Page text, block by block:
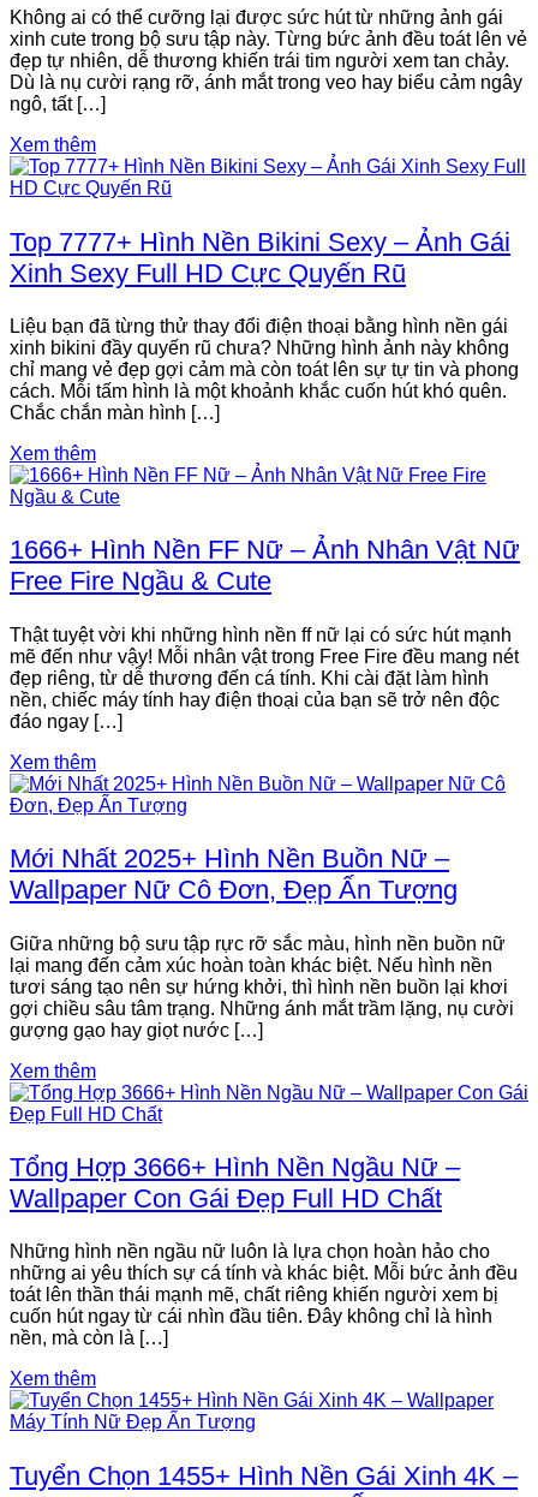
Không ai có thể cưỡng lại được sức hút từ những ảnh gái
xinh cute trong bộ sưu tập này. Từng bức ảnh đều toát lên vẻ
đẹp tự nhiên, dễ thương khiến trái tim người xem tan chảy.
Dù là nụ cười rạng rỡ, ánh mắt trong veo hay biểu cảm ngây
ngô, tất […]
Xem thêm
Top 7777+ Hình Nền Bikini Sexy – Ảnh Gái
Xinh Sexy Full HD Cực Quyến Rũ
Liệu bạn đã từng thử thay đổi điện thoại bằng hình nền gái
xinh bikini đầy quyến rũ chưa? Những hình ảnh này không
chỉ mang vẻ đẹp gợi cảm mà còn toát lên sự tự tin và phong
cách. Mỗi tấm hình là một khoảnh khắc cuốn hút khó quên.
Chắc chắn màn hình […]
Xem thêm
1666+ Hình Nền FF Nữ – Ảnh Nhân Vật Nữ
Free Fire Ngầu & Cute
Thật tuyệt vời khi những hình nền ff nữ lại có sức hút mạnh
mẽ đến như vậy! Mỗi nhân vật trong Free Fire đều mang nét
đẹp riêng, từ dễ thương đến cá tính. Khi cài đặt làm hình
nền, chiếc máy tính hay điện thoại của bạn sẽ trở nên độc
đáo ngay […]
Xem thêm
Mới Nhất 2025+ Hình Nền Buồn Nữ –
Wallpaper Nữ Cô Đơn, Đẹp Ấn Tượng
Giữa những bộ sưu tập rực rỡ sắc màu, hình nền buồn nữ
lại mang đến cảm xúc hoàn toàn khác biệt. Nếu hình nền
tươi sáng tạo nên sự hứng khởi, thì hình nền buồn lại khơi
gợi chiều sâu tâm trạng. Những ánh mắt trầm lặng, nụ cười
gượng gạo hay giọt nước […]
Xem thêm
Tổng Hợp 3666+ Hình Nền Ngầu Nữ –
Wallpaper Con Gái Đẹp Full HD Chất
Những hình nền ngầu nữ luôn là lựa chọn hoàn hảo cho
những ai yêu thích sự cá tính và khác biệt. Mỗi bức ảnh đều
toát lên thần thái mạnh mẽ, chất riêng khiến người xem bị
cuốn hút ngay từ cái nhìn đầu tiên. Đây không chỉ là hình
nền, mà còn là […]
Xem thêm
Tuyển Chọn 1455+ Hình Nền Gái Xinh 4K –